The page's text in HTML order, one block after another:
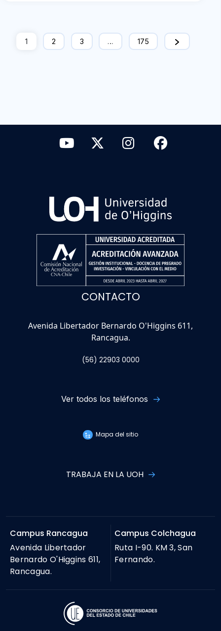
1 2 3 … 175
CONTACTO
Avenida Libertador Bernardo O'Higgins 611,
Rancagua.
(56) 22903 0000
Ver todos los teléfonos
Mapa del sitio
TRABAJA EN LA UOH
Campus Rancagua
Avenida Libertador
Bernardo O'Higgins 611,
Rancagua.
Campus Colchagua
Ruta I-90. KM 3, San
Fernando.